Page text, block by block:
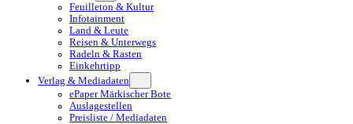
Feuilleton & Kultur
Infotainment
Land & Leute
Reisen & Unterwegs
Radeln & Rasten
Einkehrtipp
Verlag & Mediadaten
ePaper Märkischer Bote
Auslagestellen
Preisliste / Mediadaten